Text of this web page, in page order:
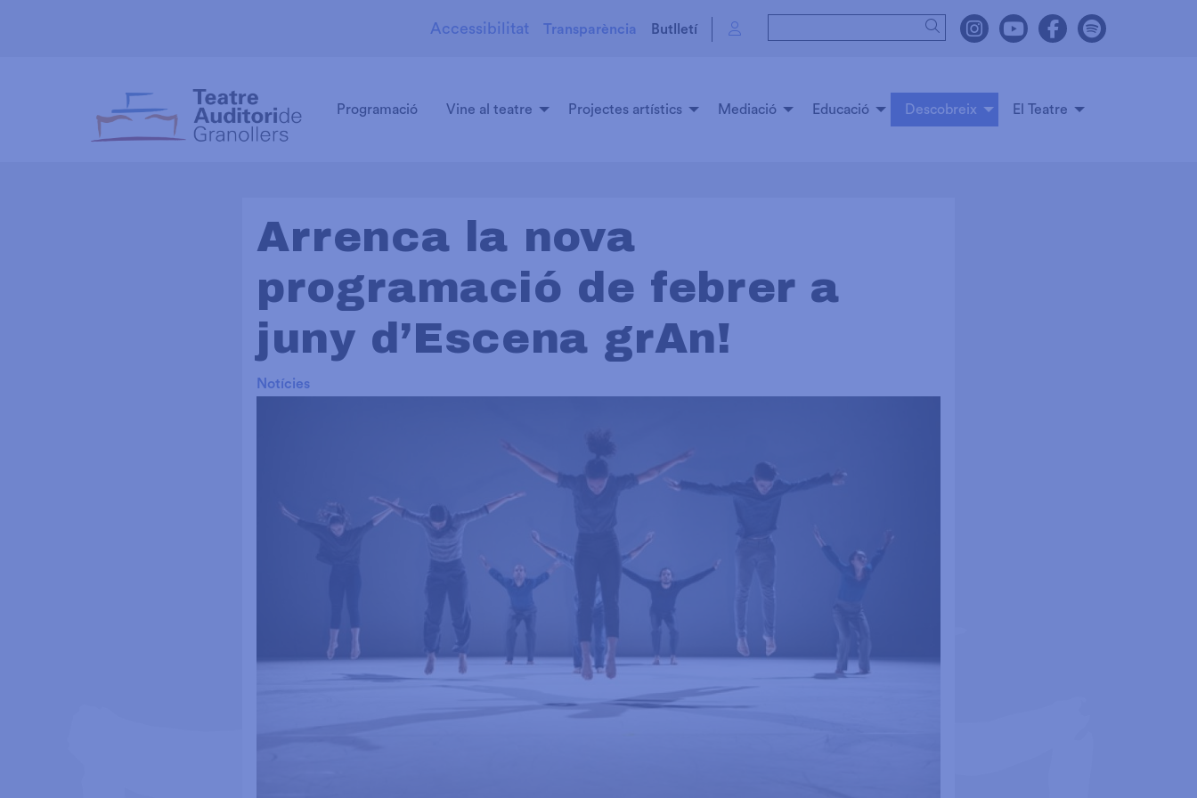
Link a instagram
Link a youtube
Link a facebook
Link a
Cercar
Butlletí
Transparència
Accessibilitat
Programació Vine al teatre Projectes artístics Mediació Educació Descobreix El Teatre
Arrenca la nova
programació de febrer a
juny d’Escena grAn!
Notícies